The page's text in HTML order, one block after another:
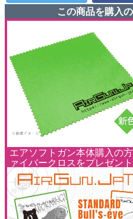
この商品を購入
エアソフトガン本体購入の
ァイバークロスをプレゼント